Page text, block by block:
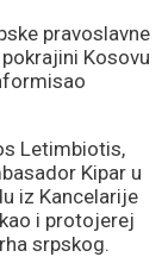
pravoslavne
Kosovu
Letimbiotis,
Kipar u
iz Kancelarije
i protojerej
srpskog.